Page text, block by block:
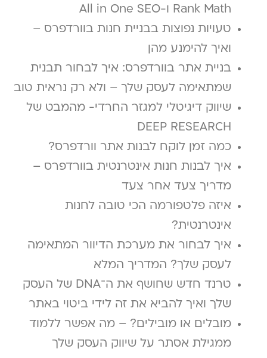
Rank Math ו-All in One SEO
טעויות נפוצות בבניית חנות בוורדפרס –
ואיך להימנע מהן
בניית אתר בוורדפרס: איך לבחור תבנית
שמתאימה לעסק שלך – ולא רק נראית טוב
שיווק דיגיטלי למגזר החרדי- מהמבט של
DEEP RESEARCH
כמה זמן לוקח לבנות אתר וורדפרס?
איך לבנות חנות אינטרנטית בוורדפרס –
מדריך צעד אחר צעד
איזה פלטפורמה הכי טובה לחנות
אינטרנטית?
איך לבחור את מערכת הדיוור המתאימה
לעסק שלך? המדריך המלא
טרנד חדש שחושף את ה־DNA של העסק
שלך ואיך להביא את זה לידי ביטוי באתר
מובלים או מובילים? – מה אפשר ללמוד
ממגילת אסתר על שיווק העסק שלך